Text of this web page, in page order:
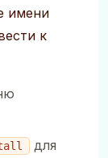
имени
к
для